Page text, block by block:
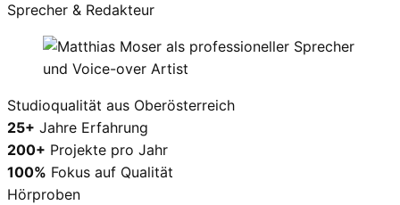
Sprecher & Redakteur
Studioqualität aus Oberösterreich
25+ Jahre Erfahrung
200+ Projekte pro Jahr
100% Fokus auf Qualität
Hörproben